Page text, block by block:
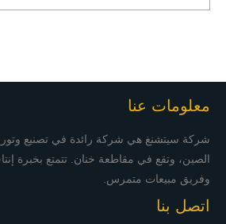
معلومات عنا
شركة سيتشنغ هي شركة رائدة في تصنيع
الصين، وتقع في مقاطعة خنان. تتمتع بخبرة
وفريق مبيعات متمرس.
اتصل بنا